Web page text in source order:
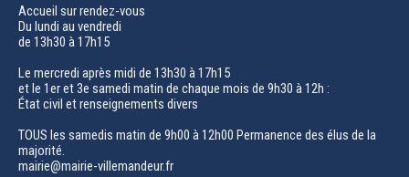
Accueil sur rendez-vous
Du lundi au vendredi
de 13h30 à 17h15
Le mercredi après midi de 13h30 à 17h15
et le 1er et 3e samedi matin de chaque mois de 9h30 à 12h :
État civil et renseignements divers
TOUS les samedis matin de 9h00 à 12h00 Permanence des élus de la
majorité.
mairie@mairie-villemandeur.fr